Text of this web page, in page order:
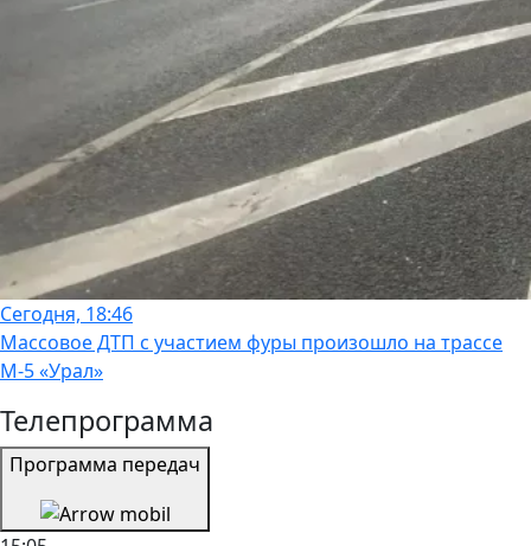
Сегодня, 18:46
Массовое ДТП с участием фуры произошло на трассе
М-5 «Урал»
Телепрограмма
Программа передач